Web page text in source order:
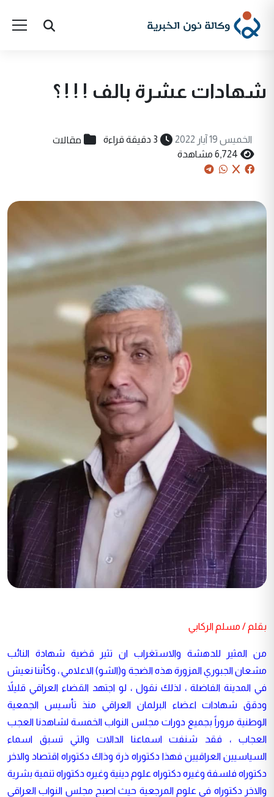
شهادات عشرة بالف ! ! ! ؟
الخميس 19 آيار 2022 3 دقيقة قراءة مقالات
6,724 مشاهدة
بقلم / مسلم الركابي
من المثير للدهشة والاستغراب ان تثير قضية شهادة النائب
مشعان الجبوري المزورة هذه الضجة و(الشو) الاعلامي ، وكأننا نعيش
في المدينة الفاضلة ، لذلك نقول ، لو اجتهد القضاء العراقي قليلاً
ودقق شهادات اعضاء البرلمان العراقي منذ تأسيس الجمعية
الوطنية مروراً بجميع دورات مجلس النواب الخمسة لشاهدنا العجب
العجاب ، فقد شنفت اسماعنا الدالات والتي تسبق اسماء
السياسيين العراقيين فهذا دكتوراه ذرة وذاك دكتوراه اقتصاد والاخر
دكتوراه فلسفة وغيره دكتوراه علوم دينية وغيره دكتوراه تنمية بشرية
والاخر دكتوراه في علوم المرجعية حيث اصبح مجلس النواب العراقي